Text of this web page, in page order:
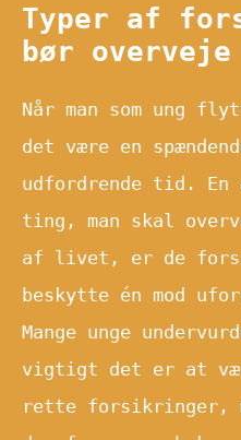
Typer af
bør overveje
Når man som ung
det være en
udfordrende tid.
ting, man skal
af livet, er de
beskytte én mod
Mange unge
vigtigt det er at
rette forsikringer,